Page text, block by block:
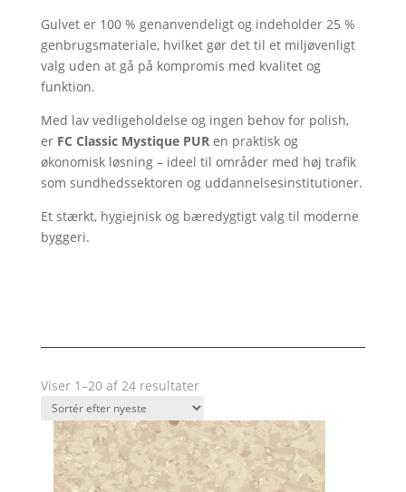
Gulvet er 100 % genanvendeligt og indeholder 25 %
genbrugsmateriale, hvilket gør det til et miljøvenligt
valg uden at gå på kompromis med kvalitet og
funktion.
Med lav vedligeholdelse og ingen behov for polish,
er FC Classic Mystique PURen praktisk og
økonomisk løsning – ideel til områder med høj trafik
som sundhedssektoren og uddannelsesinstitutioner.
Et stærkt, hygiejnisk og bæredygtigt valg til moderne
byggeri.
Viser 1–20 af 24 resultaterSorteret
efter
seneste